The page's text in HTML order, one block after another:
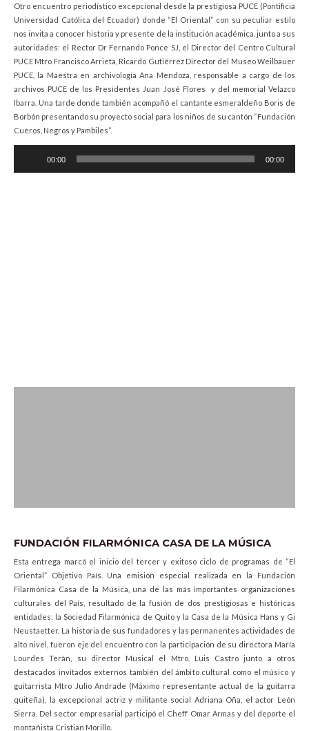
Otro encuentro periodístico excepcional desde la prestigiosa PUCE (Pontificia
Universidad Católica del Ecuador) donde “El Oriental” con su peculiar estilo
nos invita a conocer historia y presente de la institución académica, junto a sus
autoridades: el Rector Dr Fernando Ponce SJ, el Director del Centro Cultural
PUCE Mtro Francisco Arrieta, Ricardo Gutiérrez Director del Museo Weilbauer
PUCE, la Maestra en archivología Ana Mendoza, responsable a cargo de los
archivos PUCE de los Presidentes Juan José Flores y del memorial Velazco
Ibarra. Una tarde donde también acompañó el cantante esmeraldeño Boris de
Borbón presentando su proyecto social para los niños de su cantón “Fundación
Cueros, Negros y Pambiles”.
Player
00:00 00:00
FUNDACIÓN FILARMÓNICA CASA DE LA MÚSICA
Esta entrega marcó el inicio del tercer y exitoso ciclo de programas de “El
Oriental” Objetivo País. Una emisión especial realizada en la Fundación
Filarmónica Casa de la Música, una de las más importantes organizaciones
culturales del País, resultado de la fusión de dos prestigiosas e históricas
entidades: la Sociedad Filarmónica de Quito y la Casa de la Música Hans y Gi
Neustaetter. La historia de sus fundadores y las permanentes actividades de
alto nivel, fueron eje del encuentro con la participación de su directora María
Lourdes Terán, su director Musical el Mtro. Luis Castro junto a otros
destacados invitados externos también del ámbito cultural como el músico y
guitarrista Mtro Julio Andrade (Máximo representante actual de la guitarra
quiteña), la excepcional actriz y militante social Adriana Oña, el actor León
Sierra. Del sector empresarial participó el Cheff Omar Armas y del deporte el
montañista Cristian Morillo.